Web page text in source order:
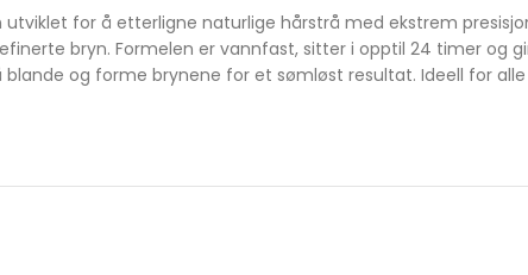
utviklet for å etterligne naturlige hårstrå med ekstrem
bryn. Formelen er vannfast, sitter i opptil 24 timer og
og forme brynene for et sømløst resultat. Ideell for